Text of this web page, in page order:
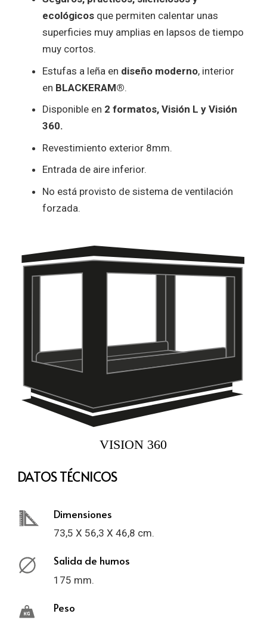
ecológicos que permiten calentar unas
superficies muy amplias en lapsos de tiempo
muy cortos.
Estufas a leña en diseño moderno, interior
en BLACKERAM®.
Disponible en 2 formatos, Visión L y Visión
360.
Revestimiento exterior 8mm.
Entrada de aire inferior.
No está provisto de sistema de ventilación
forzada.
DATOS TÉCNICOS
Dimensiones
73,5 X 56,3 X 46,8 cm.
Salida de humos
175 mm.
Peso